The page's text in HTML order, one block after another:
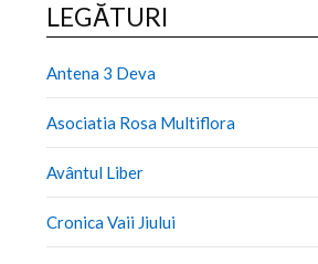
LEGĂTURI
Antena 3 Deva
Asociatia Rosa Multiflora
Avântul Liber
Cronica Vaii Jiului